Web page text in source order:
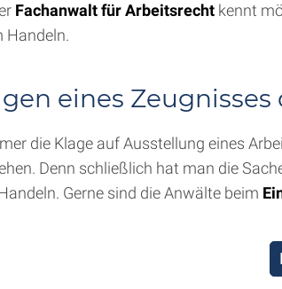
Fachanwalt für Arbeitsrecht kennt
Handeln.
eines
die Klage auf Ausstellung eines
Denn schließlich hat man die
Gerne sind die Anwälte beim